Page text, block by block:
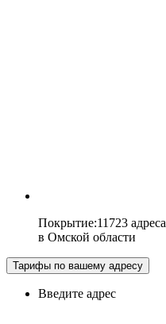
Покрытие:11723 адреса
в Омской области
Тарифы по вашему адресу
Введите адрес